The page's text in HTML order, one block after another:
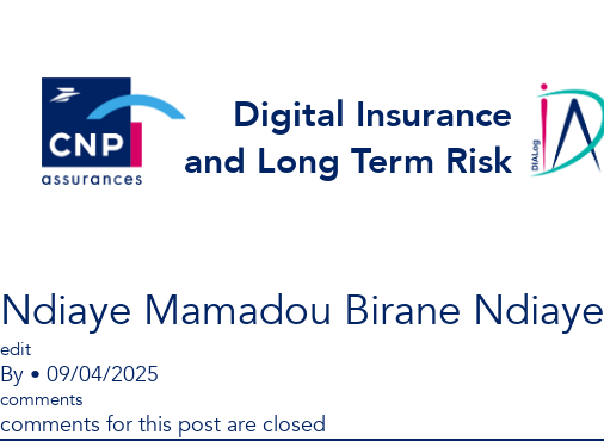
Digital Insurance
and Long Term Risk
Ndiaye Mamadou Birane Ndiaye
edit
By • 09/04/2025
comments
comments for this post are closed